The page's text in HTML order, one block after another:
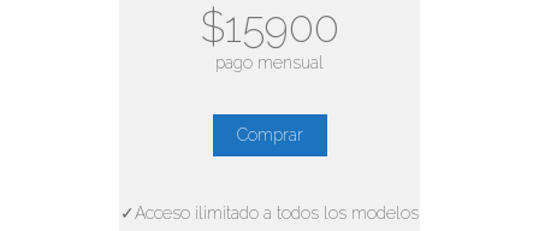
$15900
pago mensual
Comprar
✓Acceso ilimitado a todos los modelos